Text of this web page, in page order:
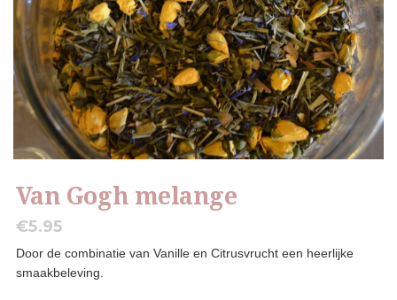
Van Gogh melange
€5.95
Door de combinatie van Vanille en Citrusvrucht een heerlijke
smaakbeleving.